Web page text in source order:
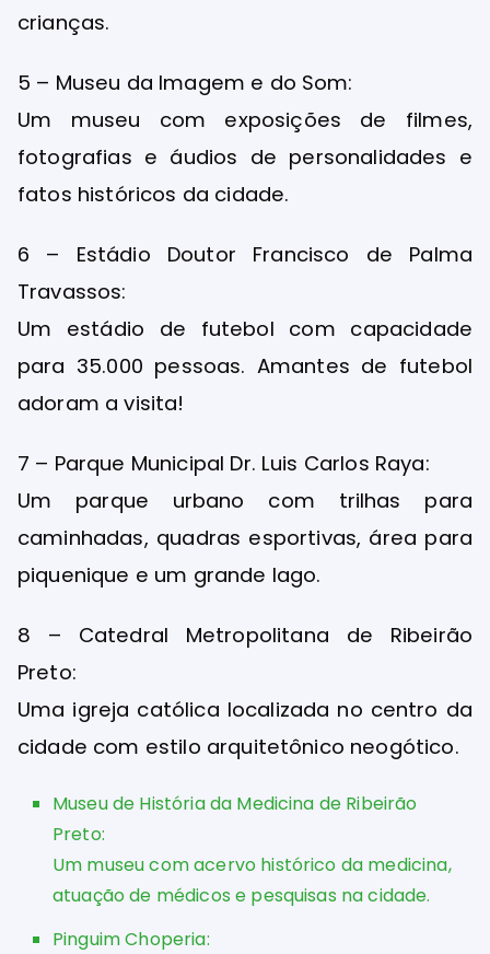
crianças.
5 – Museu da Imagem e do Som:
Um museu com exposições de filmes,
fotografias e áudios de personalidades e
fatos históricos da cidade.
6 – Estádio Doutor Francisco de Palma
Travassos:
Um estádio de futebol com capacidade
para 35.000 pessoas. Amantes de futebol
adoram a visita!
7 – Parque Municipal Dr. Luis Carlos Raya:
Um parque urbano com trilhas para
caminhadas, quadras esportivas, área para
piquenique e um grande lago.
8 – Catedral Metropolitana de Ribeirão
Preto:
Uma igreja católica localizada no centro da
cidade com estilo arquitetônico neogótico.
Museu de História da Medicina de Ribeirão
Preto:
Um museu com acervo histórico da medicina,
atuação de médicos e pesquisas na cidade.
Pinguim Choperia: